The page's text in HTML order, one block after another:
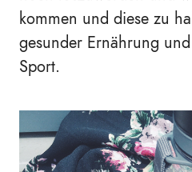
kommen und diese zu
gesunder Ernährung
Sport.